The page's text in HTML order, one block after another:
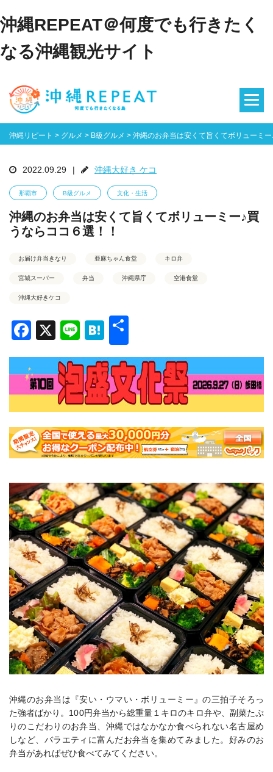
沖縄REPEAT＠何度でも行きたく
なる沖縄観光サイト
沖縄リピート > グルメ > B級グルメ > 沖縄のお弁当は安くて旨くてボリューミ
2022.09.29 | 沖縄大好き ケコ
那覇市 B級グルメ 文化・生活
沖縄のお弁当は安くて旨くてボリューミー♪買
うならココ６選！！
お届け弁当きなり 亜麻ちゃん食堂 キロ弁
宮城スーパー 弁当 沖縄県庁 空港食堂
沖縄大好きケコ
Facebook
X LineHatena
沖縄のお弁当は『安い・ウマい・ボリューミー』の三拍子そろっ
た強者ばかり。100円弁当から総重量１キロのキロ弁や、副菜たぷ
りのこだわりのお弁当、沖縄ではなかなか食べられない名古屋め
しなど、バラエティに富んだお弁当を集めてみました。好みのお
弁当があればぜひ食べてみてください。